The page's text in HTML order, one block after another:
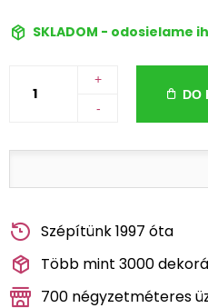
SKLADOM - odosielame
+
-
DO
Szépítünk 1997 óta
Több mint 3000
700 négyzetméteres